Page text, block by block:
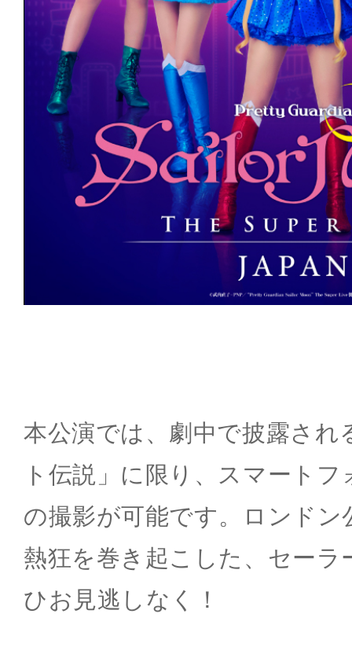
本公演では、劇中で披露され
ト伝説」に限り、スマート
の撮影が可能です。ロンドン
熱狂を巻き起こした、セーラ
ひお見逃しなく！